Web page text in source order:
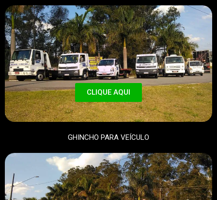
CLIQUE AQUI
GHINCHO PARA VEÍCULO